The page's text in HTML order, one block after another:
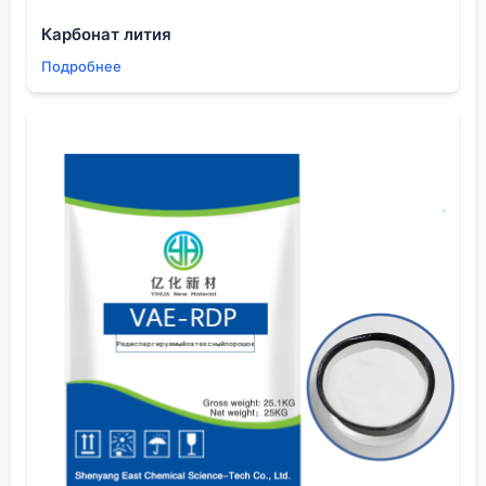
производств изоляционных материалов:
использовали дикумилпероксид, но не учли, что в
адсорбировал часть агента. В результате степень
и на испытаниях на долговечность образцы
трескались по границам. Пришлось увеличивать
дозировку, но не линейно, а через
предварительные тесты на реометре, чтобы не
переборщить и не получить излишне жёсткий
материал. Это тот момент, когда данные из
паспорта вещества — лишь отправная точка, а
реальное поведение нужно смотреть
непосредственно в своей рецептуре и на своём
оборудовании.
Карбонат лития
Подробнее